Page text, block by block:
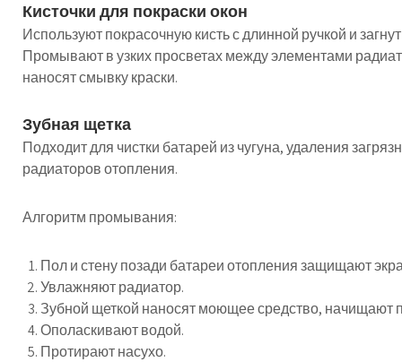
Кисточки для покраски окон
Используют покрасочную кисть с длинной ручкой и
Промывают в узких просветах между элементами
наносят смывку краски.
Зубная щетка
Подходит для чистки батарей из чугуна, удаления
радиаторов отопления.
Алгоритм промывания:
Пол и стену позади батареи отопления защищают
Увлажняют радиатор.
Зубной щеткой наносят моющее средство, начищают
Ополаскивают водой.
Протирают насухо.